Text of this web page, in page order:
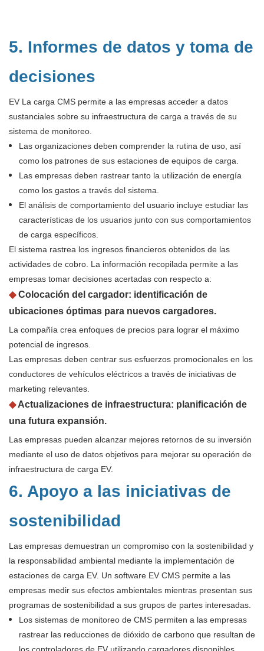
5. Informes de datos y toma de
decisiones
EV La carga CMS permite a las empresas acceder a datos
sustanciales sobre su infraestructura de carga a través de su
sistema de monitoreo.
Las organizaciones deben comprender la rutina de uso, así
como los patrones de sus estaciones de equipos de carga.
Las empresas deben rastrear tanto la utilización de energía
como los gastos a través del sistema.
El análisis de comportamiento del usuario incluye estudiar las
características de los usuarios junto con sus comportamientos
de carga específicos.
El sistema rastrea los ingresos financieros obtenidos de las
actividades de cobro. La información recopilada permite a las
empresas tomar decisiones acertadas con respecto a:
◆Colocación del cargador: identificación de
ubicaciones óptimas para nuevos cargadores.
La compañía crea enfoques de precios para lograr el máximo
potencial de ingresos.
Las empresas deben centrar sus esfuerzos promocionales en los
conductores de vehículos eléctricos a través de iniciativas de
marketing relevantes.
◆Actualizaciones de infraestructura: planificación de
una futura expansión.
Las empresas pueden alcanzar mejores retornos de su inversión
mediante el uso de datos objetivos para mejorar su operación de
infraestructura de carga EV.
6. Apoyo a las iniciativas de
sostenibilidad
Las empresas demuestran un compromiso con la sostenibilidad y
la responsabilidad ambiental mediante la implementación de
estaciones de carga EV. Un software EV CMS permite a las
empresas medir sus efectos ambientales mientras presentan sus
programas de sostenibilidad a sus grupos de partes interesadas.
Los sistemas de monitoreo de CMS permiten a las empresas
rastrear las reducciones de dióxido de carbono que resultan de